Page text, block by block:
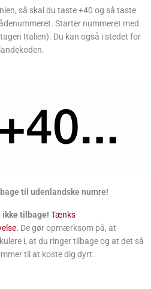
så skal du taste +40 og så taste
Starter nummeret med
Italien). Du kan også i stedet for
til udenlandske numre!
ikke tilbage! Tænks
De gør opmærksom på, at
i, at du ringer tilbage og at det så
til at koste dig dyrt.